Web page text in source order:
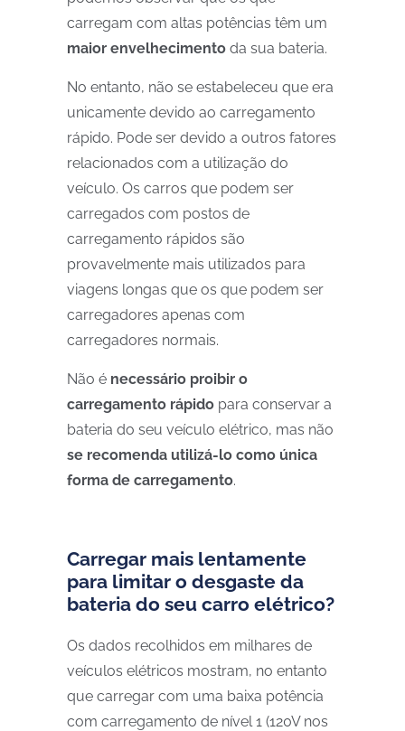
carregam com altas potências têm um
maior envelhecimento da sua bateria.
No entanto, não se estabeleceu que era
unicamente devido ao carregamento
rápido. Pode ser devido a outros fatores
relacionados com a utilização do
veículo. Os carros que podem ser
carregados com postos de
carregamento rápidos são
provavelmente mais utilizados para
viagens longas que os que podem ser
carregadores apenas com
carregadores normais.
Não é necessário proibir o
carregamento rápido para conservar a
bateria do seu veículo elétrico, mas não
se recomenda utilizá-lo como única
forma de carregamento.
Carregar mais lentamente
para limitar o desgaste da
bateria do seu carro elétrico?
Os dados recolhidos em milhares de
veículos elétricos mostram, no entanto
que carregar com uma baixa potência
com carregamento de nível 1 (120V nos